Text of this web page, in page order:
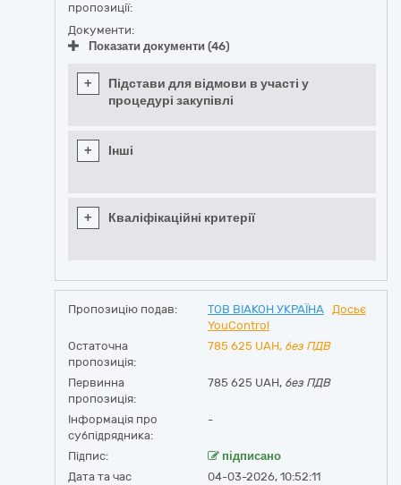
пропозиції:
Документи:
Показати документи (46)
+
Підстави для відмови в участі у
процедурі закупівлі
+ Інші
+ Кваліфікаційні критерії
Пропозицію подав: ТОВ ВІАКОН УКРАЇНА
Досьє
YouControl
Остаточна
пропозиція:
785 625 UAH, без ПДВ
Первинна
пропозиція:
785 625 UAH, без ПДВ
Інформація про
субпідрядника:
-
Підпис:
підписано
Дата та час
04-03-2026, 10:52:11